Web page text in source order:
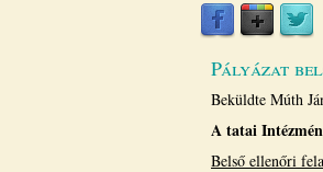
Pályázat
Beküldte Múth
A tatai
Belső ellenőri